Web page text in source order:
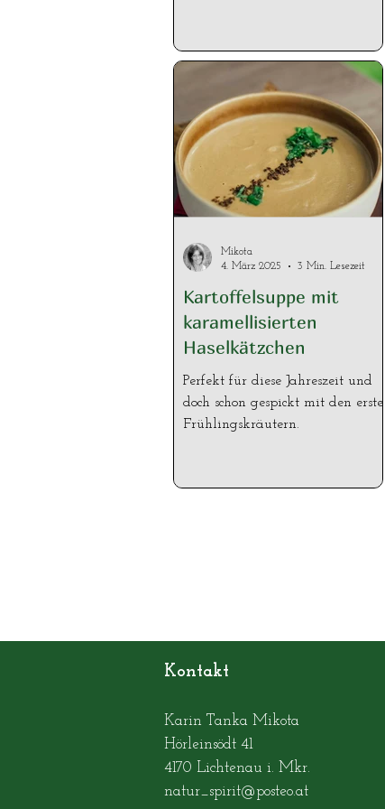
Kartoffelsuppe mit
karamellisierten
Haselkätzchen
Perfekt für diese Jahreszeit und
doch schon gespickt mit den ersten
Frühlingskräutern.
Mikota
4. März 2025
3 Min. Lesezeit
Kontakt
Karin Tanka Mikota
Hörleinsödt 41
4170 Lichtenau i. Mkr.
natur_spirit@posteo.at